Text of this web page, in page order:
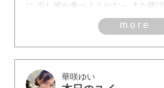
に 少し何か食べようかな～ また後
more
華咲ゆい